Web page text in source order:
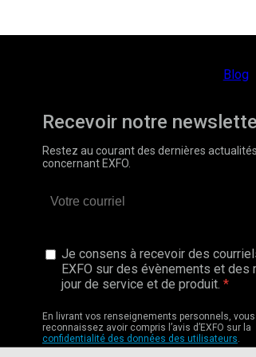
Blog
Recevoir notre
Restez au courant des dernières actualités
concernant EXFO.
Je consens à recevoir des
EXFO sur des évènements et des
jour de service et de produit.
En livrant vos renseignements personnels, vous
reconnaissez avoir compris l’avis d’EXFO sur la
confidentialité des données des utilisateurs.